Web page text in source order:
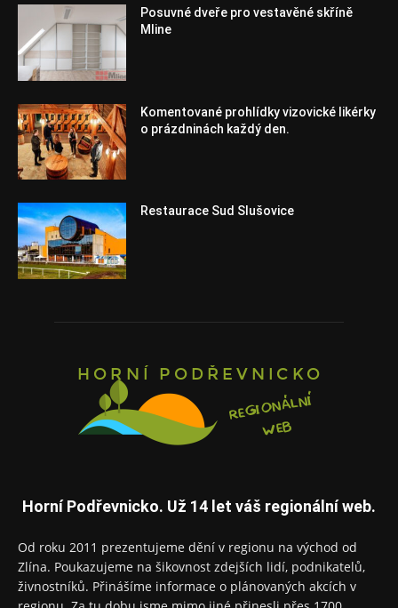
Posuvné dveře pro vestavěné skříně
Mline
Komentované prohlídky vizovické likérky
o prázdninách každý den.
Restaurace Sud Slušovice
Horní Podřevnicko. Už 14 let váš regionální web.
Od roku 2011 prezentujeme dění v regionu na východ od
Zlína. Poukazujeme na šikovnost zdejších lidí, podnikatelů,
živnostníků. Přinášíme informace o plánovaných akcích v